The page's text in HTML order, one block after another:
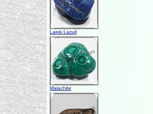
Lapis Lazuli
Malachite